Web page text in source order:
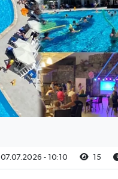
07.07.2026 - 10:10 15